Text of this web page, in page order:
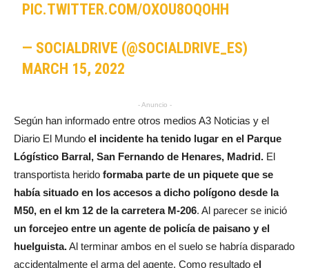
PIC.TWITTER.COM/OXOU8OQOHH
— SOCIALDRIVE (@SOCIALDRIVE_ES)
MARCH 15, 2022
- Anuncio -
Según han informado entre otros medios A3 Noticias y el
Diario El Mundo el incidente ha tenido lugar en el Parque
Lógístico Barral, San Fernando de Henares, Madrid. El
transportista herido formaba parte de un piquete que se
había situado en los accesos a dicho polígono desde la
M50, en el km 12 de la carretera M-206. Al parecer se inició
un forcejeo entre un agente de policía de paisano y el
huelguista.Al terminar ambos en el suelo se habría disparado
accidentalmente el arma del agente. Como resultado el